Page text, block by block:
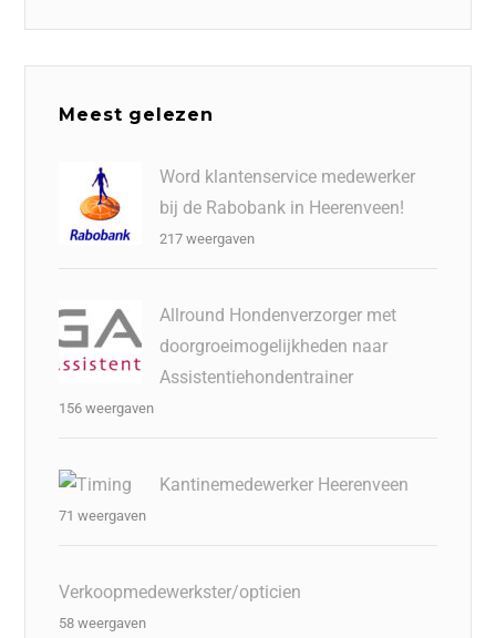
Meest gelezen
Word klantenservice medewerker
bij de Rabobank in Heerenveen!
217 weergaven
Allround Hondenverzorger met
doorgroeimogelijkheden naar
Assistentiehondentrainer
156 weergaven
Kantinemedewerker Heerenveen
71 weergaven
Verkoopmedewerkster/opticien
58 weergaven